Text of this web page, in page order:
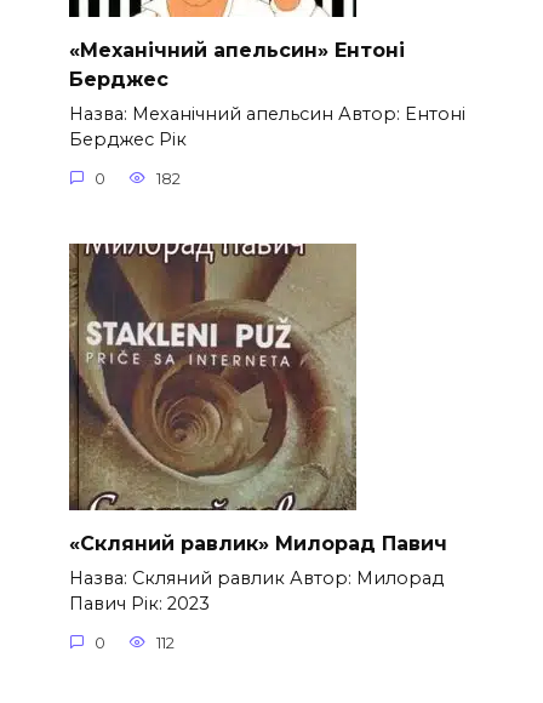
«Механічний апельсин» Ентоні
Берджес
Назва: Механічний апельсин Автор: Ентоні
Берджес Рік
0 182
«Скляний равлик» Милорад Павич
Назва: Скляний равлик Автор: Милорад
Павич Рік: 2023
0 112